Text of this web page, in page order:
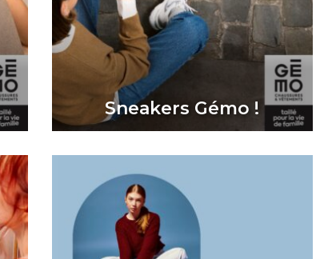
Sneakers Gémo !